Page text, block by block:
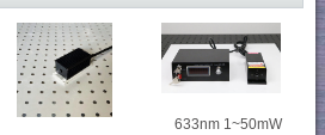
633nm 1~50mW